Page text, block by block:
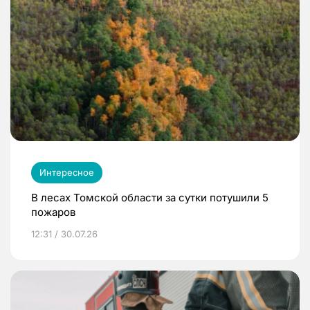
Интересное
В лесах Томской области за сутки потушили 5
пожаров
12:31 / 30.07.26